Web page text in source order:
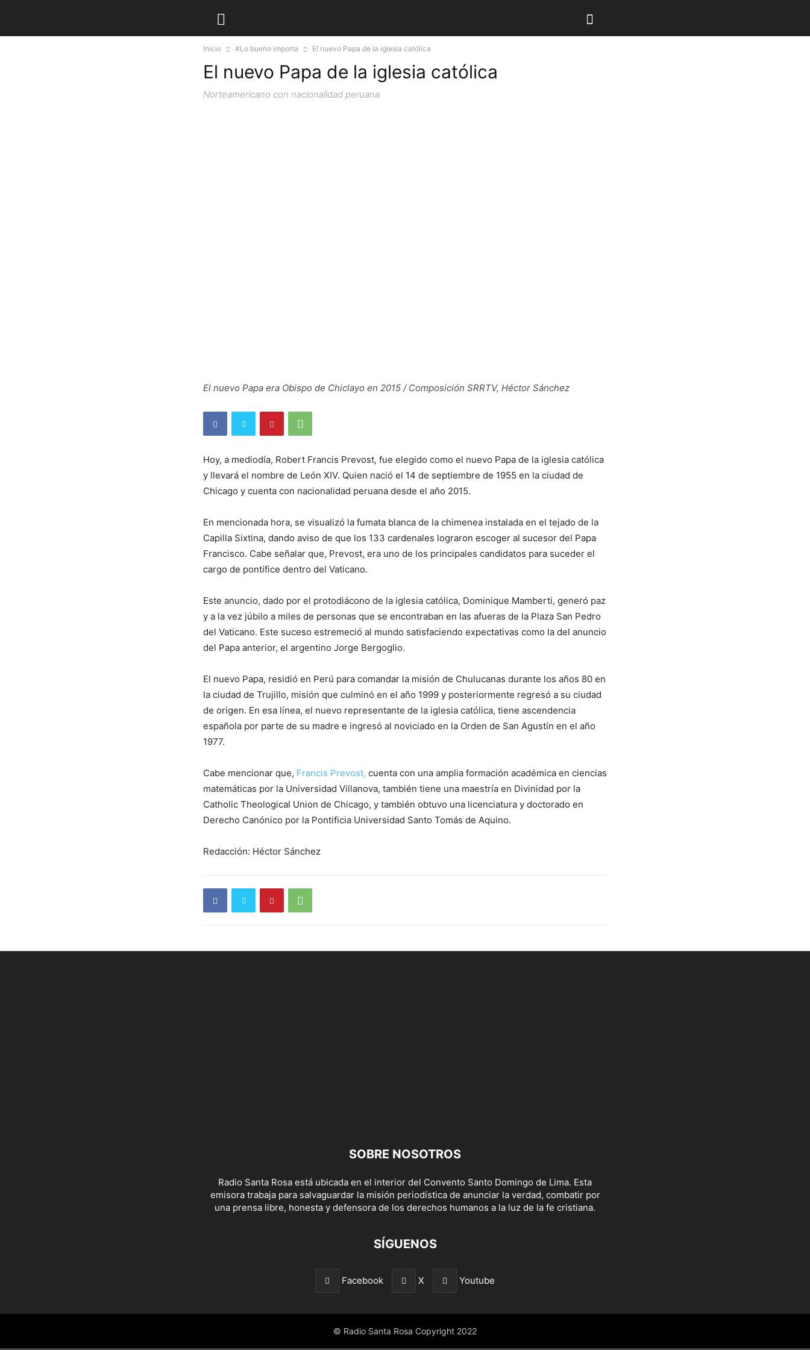
Inicio #Lo bueno importa El nuevo Papa de la iglesia católica
El nuevo Papa de la iglesia católica
Norteamericano con nacionalidad peruana
El nuevo Papa era Obispo de Chiclayo en 2015 / Composición SRRTV, Héctor Sánchez
Hoy, a mediodía, Robert Francis Prevost, fue elegido como el nuevo Papa de la iglesia católica
y llevará el nombre de León XIV. Quien nació el 14 de septiembre de 1955 en la ciudad de
Chicago y cuenta con nacionalidad peruana desde el año 2015.
En mencionada hora, se visualizó la fumata blanca de la chimenea instalada en el tejado de la
Capilla Sixtina, dando aviso de que los 133 cardenales lograron escoger al sucesor del Papa
Francisco. Cabe señalar que, Prevost, era uno de los principales candidatos para suceder el
cargo de pontífice dentro del Vaticano.
Este anuncio, dado por el protodiácono de la iglesia católica, Dominique Mamberti, generó paz
y a la vez júbilo a miles de personas que se encontraban en las afueras de la Plaza San Pedro
del Vaticano. Este suceso estremeció al mundo satisfaciendo expectativas como la del anuncio
del Papa anterior, el argentino Jorge Bergoglio.
El nuevo Papa, residió en Perú para comandar la misión de Chulucanas durante los años 80 en
la ciudad de Trujillo, misión que culminó en el año 1999 y posteriormente regresó a su ciudad
de origen. En esa línea, el nuevo representante de la iglesia católica, tiene ascendencia
española por parte de su madre e ingresó al noviciado en la Orden de San Agustín en el año
1977.
Cabe mencionar que, Francis Prevost, cuenta con una amplia formación académica en ciencias
matemáticas por la Universidad Villanova, también tiene una maestría en Divinidad por la
Catholic Theological Union de Chicago, y también obtuvo una licenciatura y doctorado en
Derecho Canónico por la Pontificia Universidad Santo Tomás de Aquino.
Redacción: Héctor Sánchez
SOBRE NOSOTROS
Radio Santa Rosa está ubicada en el interior del Convento Santo Domingo de Lima. Esta
emisora trabaja para salvaguardar la misión periodística de anunciar la verdad, combatir por
una prensa libre, honesta y defensora de los derechos humanos a la luz de la fe cristiana.
SÍGUENOS
Facebook X Youtube
© Radio Santa Rosa Copyright 2022